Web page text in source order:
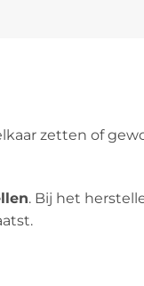
zetten of
. Bij het